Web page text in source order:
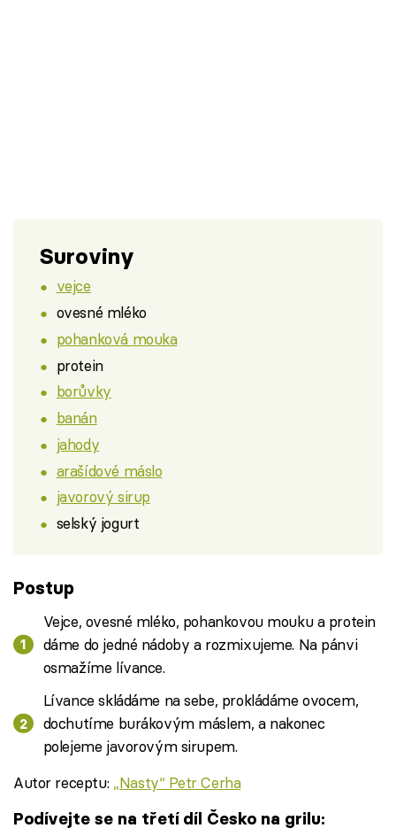
Suroviny
vejce
ovesné mléko
pohanková mouka
protein
borůvky
banán
jahody
arašídové máslo
javorový sirup
selský jogurt
Postup
Vejce, ovesné mléko, pohankovou mouku a protein
dáme do jedné nádoby a rozmixujeme. Na pánvi
osmažíme lívance.
Lívance skládáme na sebe, prokládáme ovocem,
dochutíme burákovým máslem, a nakonec
polejeme javorovým sirupem.
Autor receptu: ,,Nasty‘‘ Petr Cerha
Podívejte se na třetí díl Česko na grilu: